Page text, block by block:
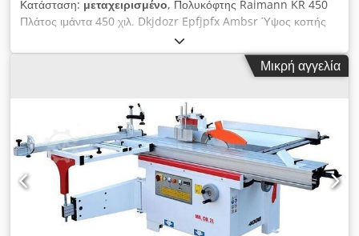
επεξεργασμένα φύλλα χωρίς σχίσιμο.
Κατάσταση: μεταχειρισμένο, Πολυκόφτης Raimann KR 450
Πλάτος ιμάντα 450 χιλ. Dkjdozr Epfjpfx Ambsr Ύψος κοπής
120 χιλ. Συσκευή συλλογής υλικού με πλευρική εκφόρτωση.
Μικρή αγγελία